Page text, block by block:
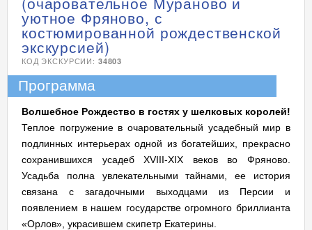
уютное Фряново, с
костюмированной рождественской
экскурсией)
КОД ЭКСКУРСИИ: 34803
Программа
Волшебное Рождество в гостях у шелковых королей!
Теплое погружение в очаровательный усадебный мир в
подлинных интерьерах одной из богатейших, прекрасно
сохранившихся усадеб XVIII-XIX веков во Фряново.
Усадьба полна увлекательными тайнами, ее история
связана с загадочными выходцами из Персии и
появлением в нашем государстве огромного бриллианта
«Орлов», украсившем скипетр Екатерины.